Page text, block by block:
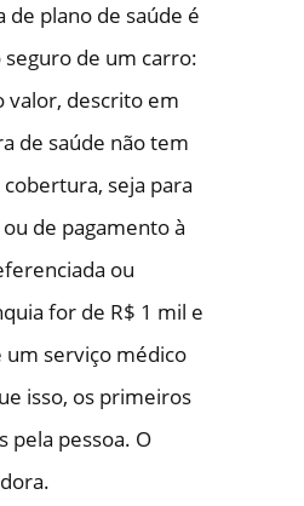
de plano de saúde é
de um carro:
descrito em
de saúde não tem
seja para
de pagamento à
ou
for de R$ 1 mil e
um serviço médico
isso, os primeiros
pela pessoa. O